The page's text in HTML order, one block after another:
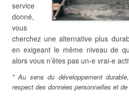
service
donné,
vous
cherchez une alternative plus
en exigeant le même niveau de
alors vous n’êtes pas un-e vrai-e
* Au sens du développement
respect des données personnelles et